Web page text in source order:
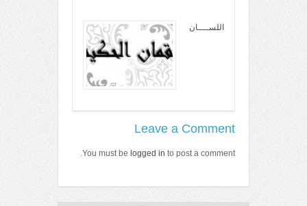
اللســــان
Leave a Comment
You must be logged in to post a comment.